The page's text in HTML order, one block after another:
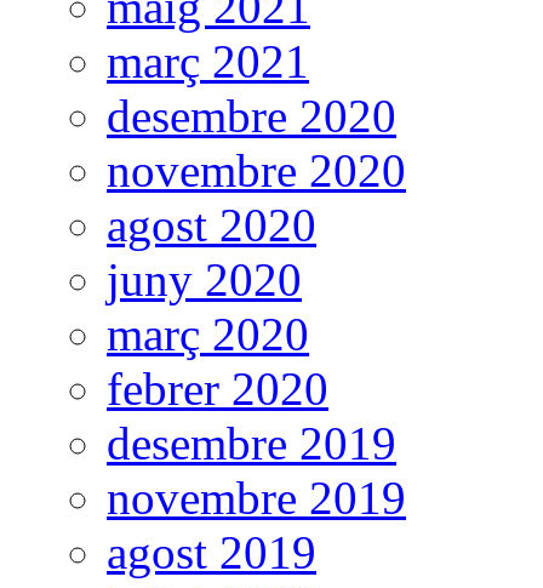
març 2021
desembre 2020
novembre 2020
agost 2020
juny 2020
març 2020
febrer 2020
desembre 2019
novembre 2019
agost 2019